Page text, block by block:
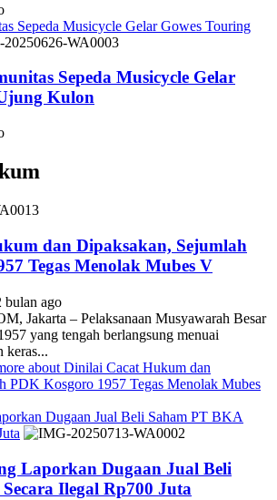
Sepeda Musicycle Gelar Gowes Touring
Sepeda Musicycle Gelar
Kulon
dan Dipaksakan, Sejumlah
Tegas Menolak Mubes V
bulan ago
Jakarta – Pelaksanaan Musyawarah Besar
yang tengah berlangsung menuai
keras...
about Dinilai Cacat Hukum dan
PDK Kosgoro 1957 Tegas Menolak Mubes
Dugaan Jual Beli Saham PT BKA
Laporkan Dugaan Jual Beli
Ilegal Rp700 Juta